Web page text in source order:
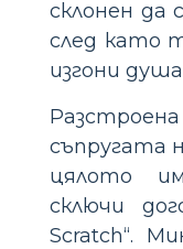
склонен да
след като
изгони
съпругата
цялото
сключи
Scratch“.